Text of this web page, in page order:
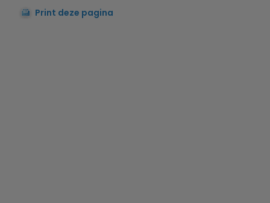
Print deze pagina